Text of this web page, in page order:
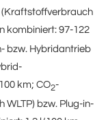
(Kraftstoffverbrauch
kombiniert: 97-122
bzw. Hybridantrieb
km; CO2-
WLTP) bzw. Plug-in-